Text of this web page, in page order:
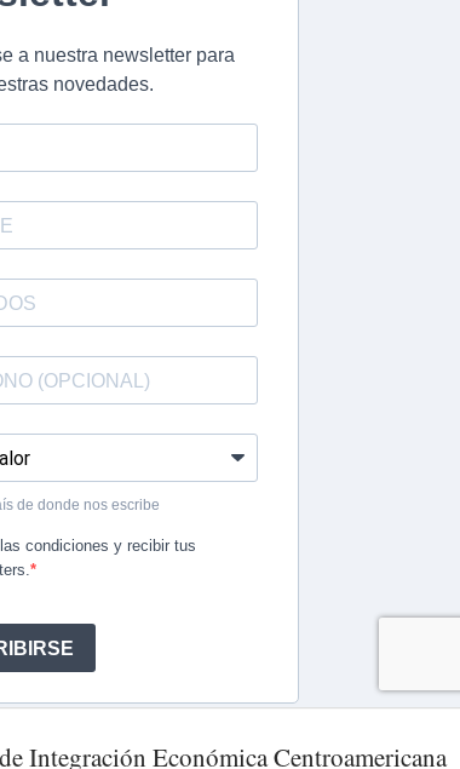
Integración Económica Centroamericana